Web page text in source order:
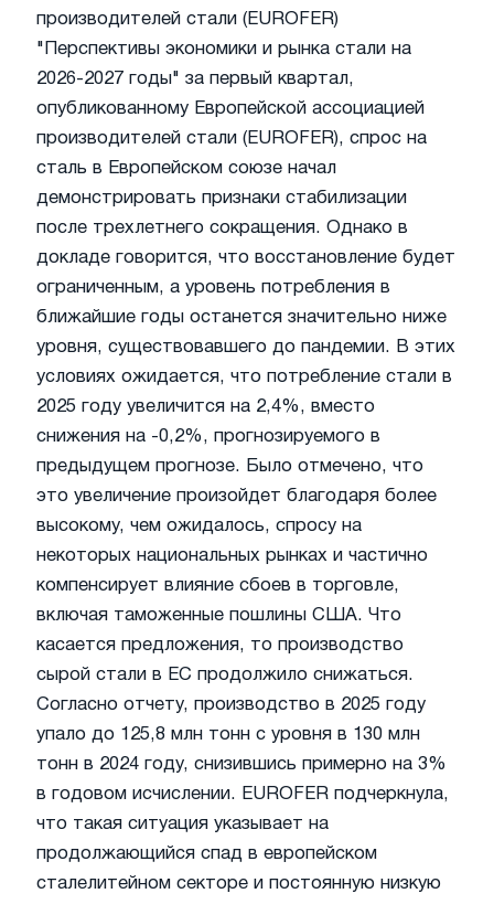
производителей стали (EUROFER)
"Перспективы экономики и рынка стали на
2026-2027 годы" за первый квартал,
опубликованному Европейской ассоциацией
производителей стали (EUROFER), спрос на
сталь в Европейском союзе начал
демонстрировать признаки стабилизации
после трехлетнего сокращения. Однако в
докладе говорится, что восстановление будет
ограниченным, а уровень потребления в
ближайшие годы останется значительно ниже
уровня, существовавшего до пандемии. В этих
условиях ожидается, что потребление стали в
2025 году увеличится на 2,4%, вместо
снижения на -0,2%, прогнозируемого в
предыдущем прогнозе. Было отмечено, что
это увеличение произойдет благодаря более
высокому, чем ожидалось, спросу на
некоторых национальных рынках и частично
компенсирует влияние сбоев в торговле,
включая таможенные пошлины США. Что
касается предложения, то производство
сырой стали в ЕС продолжило снижаться.
Согласно отчету, производство в 2025 году
упало до 125,8 млн тонн с уровня в 130 млн
тонн в 2024 году, снизившись примерно на 3%
в годовом исчислении. EUROFER подчеркнула,
что такая ситуация указывает на
продолжающийся спад в европейском
сталелитейном секторе и постоянную низкую